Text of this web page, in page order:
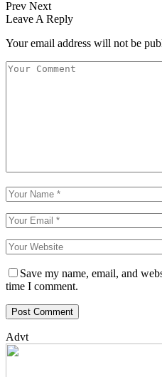
Prev Next
Leave A Reply
Your email address will not be
Save my name, email, and
time I comment.
Advt